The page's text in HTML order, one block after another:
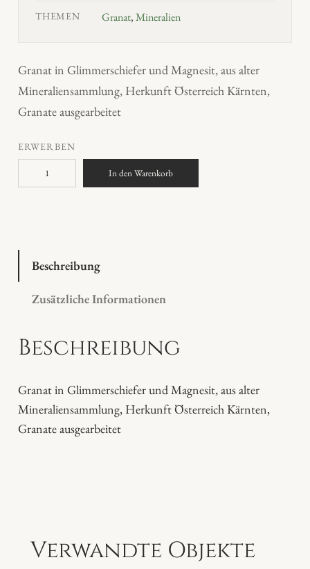
THEMEN Granat,Mineralien
Granat in Glimmerschiefer und Magnesit, aus alter
Mineraliensammlung, Herkunft Österreich Kärnten,
Granate ausgearbeitet
ERWERBEN
r
i
l
In den Warenkorb
Beschreibung
Zusätzliche Informationen
Beschreibung
Granat in Glimmerschiefer und Magnesit, aus alter
Mineraliensammlung, Herkunft Österreich Kärnten,
Granate ausgearbeitet
Verwandte Objekte